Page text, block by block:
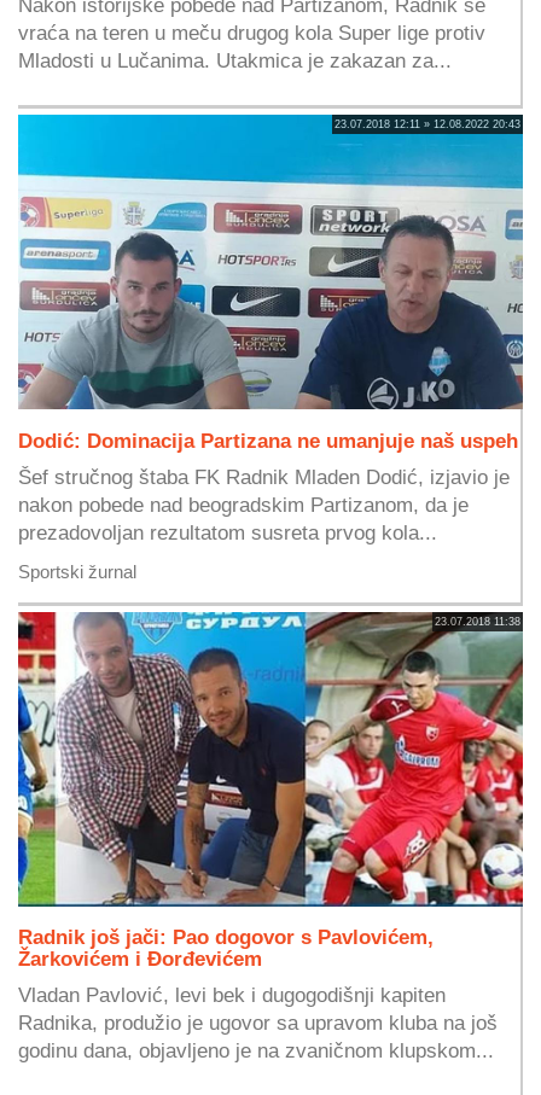
Nakon istorijske pobede nad Partizanom, Radnik se
vraća na teren u meču drugog kola Super lige protiv
Mladosti u Lučanima. Utakmica je zakazan za...
23.07.2018 12:11 » 12.08.2022 20:43
Dodić: Dominacija Partizana ne umanjuje naš uspeh
Šef stručnog štaba FK Radnik Mladen Dodić, izjavio je
nakon pobede nad beogradskim Partizanom, da je
prezadovoljan rezultatom susreta prvog kola...
Sportski žurnal
23.07.2018 11:38
Radnik još jači: Pao dogovor s Pavlovićem,
Žarkovićem i Đorđevićem
Vladan Pavlović, levi bek i dugogodišnji kapiten
Radnika, produžio je ugovor sa upravom kluba na još
godinu dana, objavljeno je na zvaničnom klupskom...